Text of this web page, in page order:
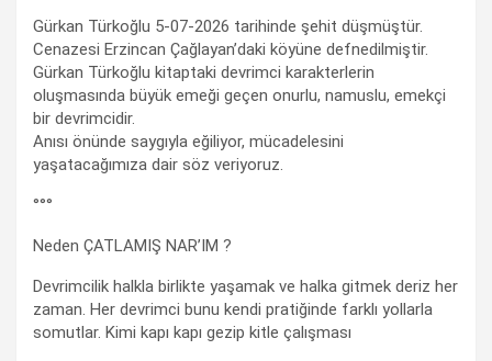
Gürkan Türkoğlu 5-07-2026 tarihinde şehit düşmüştür.
Cenazesi Erzincan Çağlayan’daki köyüne defnedilmiştir.
Gürkan Türkoğlu kitaptaki devrimci karakterlerin
oluşmasında büyük emeği geçen onurlu, namuslu, emekçi
bir devrimcidir.
Anısı önünde saygıyla eğiliyor, mücadelesini
yaşatacağımıza dair söz veriyoruz.
°°°
Neden ÇATLAMIŞ NAR’IM ?
Devrimcilik halkla birlikte yaşamak ve halka gitmek deriz her
zaman. Her devrimci bunu kendi pratiğinde farklı yollarla
somutlar. Kimi kapı kapı gezip kitle çalışması